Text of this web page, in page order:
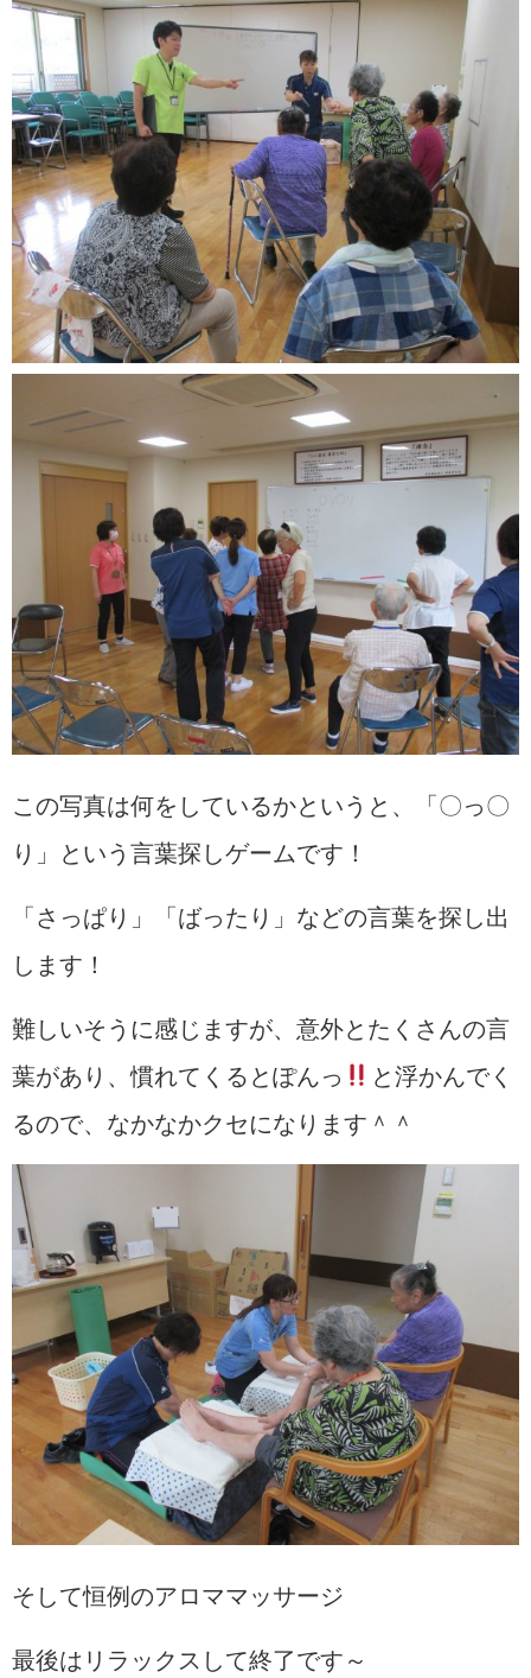
この写真は何をしているかというと、「〇っ〇
り」という言葉探しゲームです！
「さっぱり」「ばったり」などの言葉を探し出
します！
難しいそうに感じますが、意外とたくさんの言
葉があり、慣れてくるとぽんっ
と浮かんでく
るので、なかなかクセになります＾＾
そして恒例のアロママッサージ
最後はリラックスして終了です～